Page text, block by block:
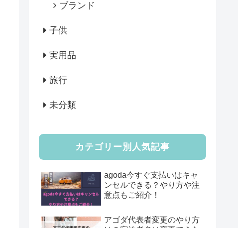
ブランド
子供
実用品
旅行
未分類
カテゴリー別人気記事
agoda今すぐ支払いはキャ
ンセルできる？やり方や注
意点もご紹介！
アゴダ代表者変更のやり方